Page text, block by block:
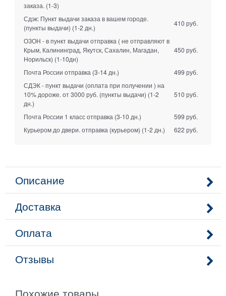
заказа. (1-3)
Сдэк: Пункт выдачи заказа в вашем городе.
(пункты выдачи) (1-2 дн.)
410 руб.
ОЗОН - в пункт выдачи отправка ( не отправляют в
Крым, Калининград, Якутск, Сахалин, Магадан,
Норильск) (1-10дн)
450 руб.
Почта России отправка (3-14 дн.)
499 руб.
СДЭК - пункт выдачи (оплата при получении ) на
10% дороже. от 3000 руб. (пункты выдачи) (1-2
дн.)
510 руб.
Почта России 1 класс отправка (3-10 дн.)
599 руб.
Курьером до двери. отправка (курьером) (1-2 дн.) 622 руб.
Описание
Доставка
Оплата
Отзывы